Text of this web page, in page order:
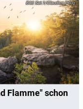
Sat.1/Claudius Pflug
Flamme" schon